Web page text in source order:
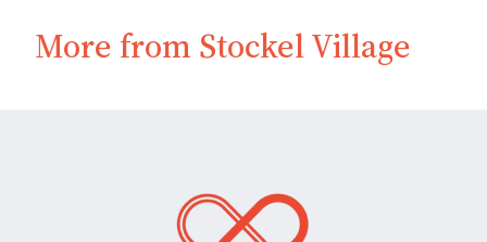
More from Stockel Village